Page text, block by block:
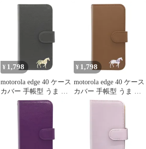
国内版SIMフリー
edge 40ケース edge 40カ
¥ 1,798
motorola edge 40 ケース
カバー 手帳型 うま 馬
edge 40ケース edge 40カ
¥ 1,798
motorola edge 40 ケース
カバー 手帳型 うま 馬
edge 40ケース edge 40カ
バー edge40ケース
edge40カバー "3q-2pl-